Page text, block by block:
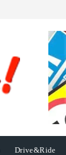
Drive&Ride